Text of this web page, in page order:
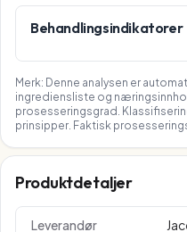
Behandlingsindikatorer
Merk: Denne analysen er
ingrediensliste og
prosesseringsgrad.
prinsipper. Faktisk
Produktdetaljer
Leverandør